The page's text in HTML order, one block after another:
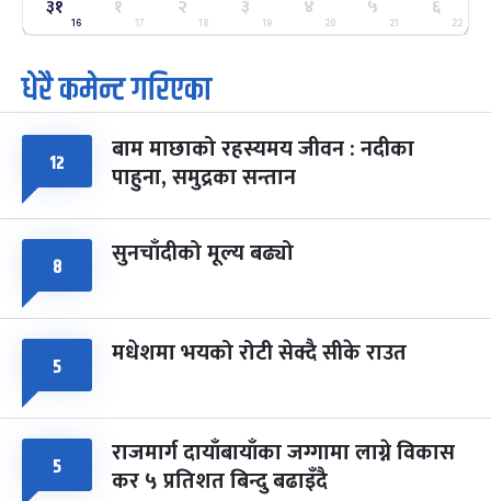
२५
मंगल फाल्गुन २५, २०८३ Mar 9, 2027
७ महिना बाँकी
७
आइत
पूर्णिमा व्रत
चैत्र ७, २०८३-Mar 21, 2027
८ फागुपूर्णिमा
चैत्र ८, २०८३-Mar 22, 2027
७ महिना बाँकी
३१
16
१
17
२
18
३
19
४
20
५
21
६
22
धेरै कमेन्ट गरिएका
१२ बाम माछाको रहस्यमय जीवन : नदीका
पाहुना, समुद्रका सन्तान
८ सुनचाँदीको मूल्य बढ्यो
५ मधेशमा भयको रोटी सेक्दै सीके राउत
५ राजमार्ग दायाँबायाँका जग्गामा लाग्ने विकास
कर ५ प्रतिशत बिन्दु बढाइँदै